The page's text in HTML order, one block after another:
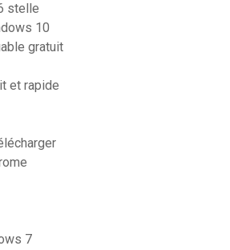
stelle
10
gratuit
et rapide
7